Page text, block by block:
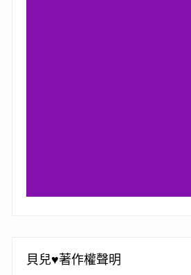
貝兒♥著作權聲明